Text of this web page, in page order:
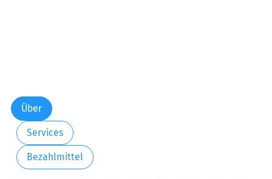
Über
Services
Bezahlmittel